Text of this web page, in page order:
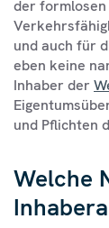
der
und auch für
eben keine
Inhaber der
und Pflichten
Welche